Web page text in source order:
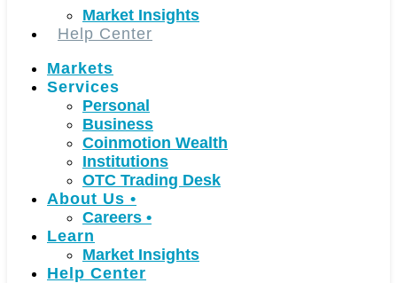
Market Insights
Help Center
Markets
Services
Personal
Business
Coinmotion Wealth
Institutions
OTC Trading Desk
About Us •
Careers •
Learn
Market Insights
Help Center